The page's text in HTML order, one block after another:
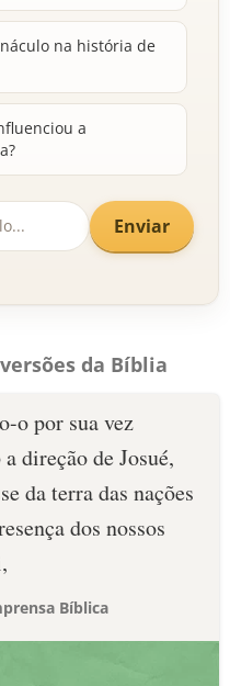
na história de
a
Enviar
da Bíblia
o por sua vez
direção de Josué,
da terra das nações
dos nossos
Bíblica